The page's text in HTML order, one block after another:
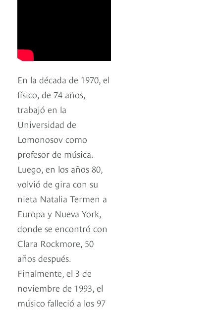
En la década de 1970, el
físico, de 74 años,
trabajó en la
Universidad de
Lomonosov como
profesor de música.
Luego, en los años 80,
volvió de gira con su
nieta Natalia Termen a
Europa y Nueva York,
donde se encontró con
Clara Rockmore, 50
años después.
Finalmente, el 3 de
noviembre de 1993, el
músico falleció a los 97